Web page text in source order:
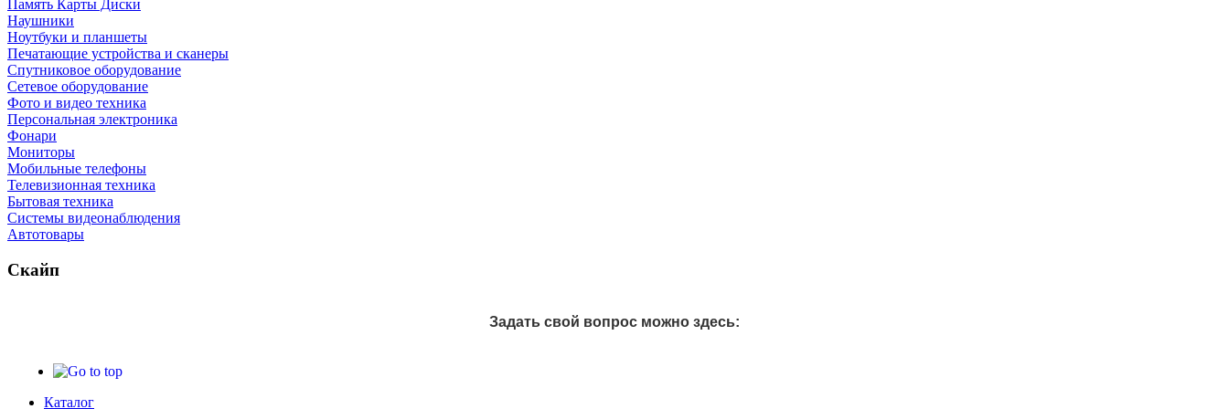
Память Карты Диски
Наушники
Ноутбуки и планшеты
Печатающие устройства и сканеры
Спутниковое оборудование
Сетевое оборудование
Фото и видео техника
Персональная электроника
Фонари
Мониторы
Мобильные телефоны
Телевизионная техника
Бытовая техника
Cистемы видеонаблюдения
Автотовары
Скайп
Задать свой вопрос можно здесь:
Каталог